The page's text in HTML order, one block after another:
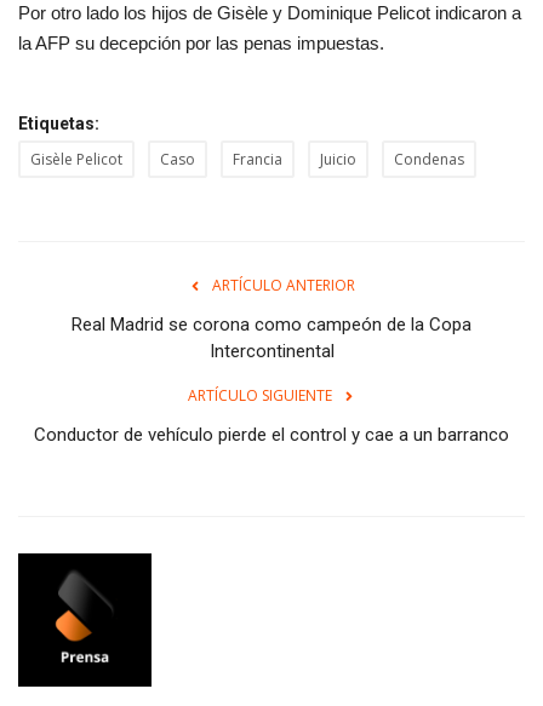
Por otro lado los hijos de Gisèle y Dominique Pelicot indicaron a
la AFP su decepción por las penas impuestas.
Etiquetas:
Gisèle Pelicot Caso Francia Juicio Condenas
ARTÍCULO ANTERIOR
Real Madrid se corona como campeón de la Copa
Intercontinental
ARTÍCULO SIGUIENTE
Conductor de vehículo pierde el control y cae a un barranco